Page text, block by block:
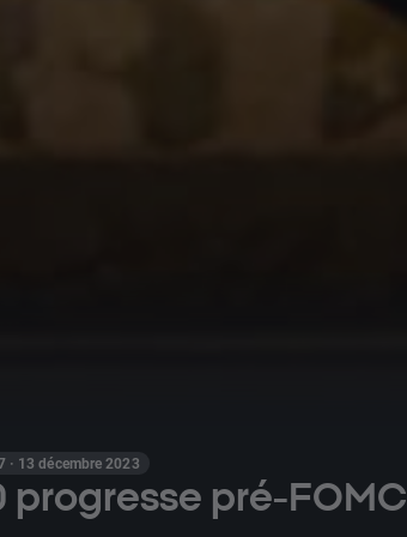
· 13 décembre 2023
progresse pré-FOMC